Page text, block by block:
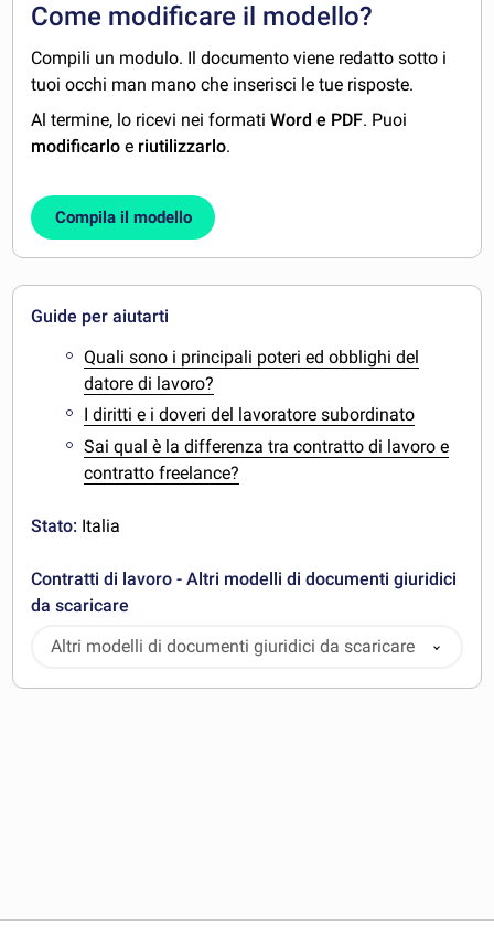
Come modificare il modello?
Compili un modulo. Il documento viene redatto sotto i
tuoi occhi man mano che inserisci le tue risposte.
Al termine, lo ricevi nei formatiWord e PDF. Puoi
modificarlo e riutilizzarlo.
Compila il modello
Guide per aiutarti
Quali sono i principali poteri ed obblighi del
datore di lavoro?
I diritti e i doveri del lavoratore subordinato
Sai qual è la differenza tra contratto di lavoro e
contratto freelance?
Stato: Italia
Contratti di lavoro - Altri modelli di documenti giuridici
da scaricare
Altri modelli di documenti giuridici da scaricare